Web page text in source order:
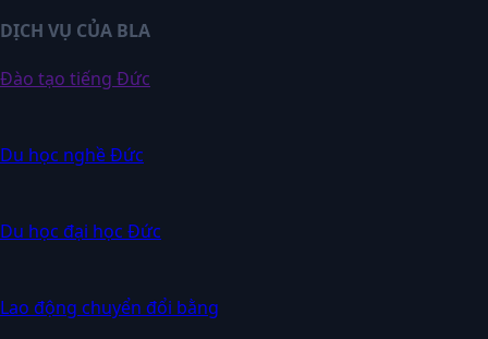
DỊCH VỤ CỦA BLA
Đào tạo tiếng Đức
Du học nghề Đức
Du học đại học Đức
Lao động chuyển đổi bằng